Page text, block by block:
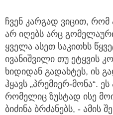
ჩვენ კარგად ვიცით, რომ
არ იღებს არც
ყველა ასეთ საკითხს
ივანიშვილი თუ ეტყვის
ხიდიდან გადახტეს, ის
ჰყავს „პრემიერ-მონა“.
რომელიც ზუსტად ისე
ბიძინა ბრძანებს, -